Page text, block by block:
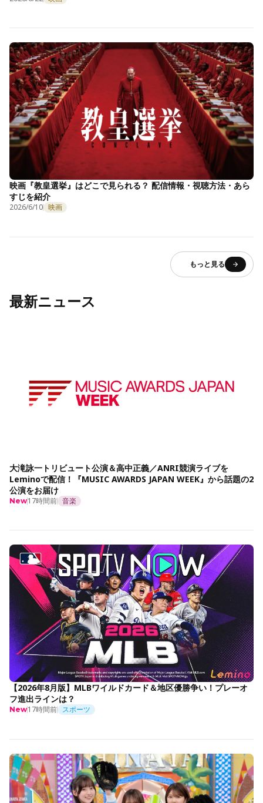
映画『教皇選挙』はどこで見られる？ 配信情報・視聴方法・あら
すじを紹介
2026/6/10 映画
もっと見る
最新ニュース
大滝詠一トリビュート公演＆高中正義／ANRI競演ライブを
Leminoで配信！『MUSIC AWARDS JAPAN WEEK』から話題の2
公演をお届け
New17時間前 音楽
【2026年8月版】MLBワイルドカード＆地区優勝争い！プレーオ
フ進出ラインは？
New17時間前 スポーツ